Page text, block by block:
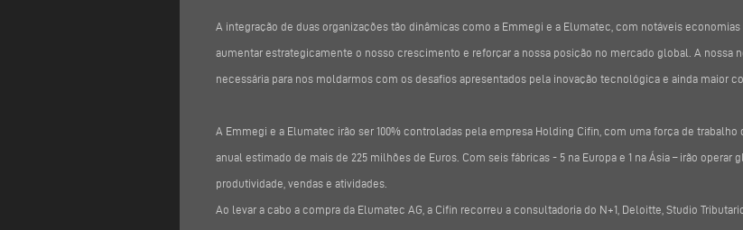
A integração de duas organizações tão dinâmicas como a Emmegi e a Elumatec, com notáveis
aumentar estrategicamente o nosso crescimento e reforçar a nossa posição no mercado global. A nossa
necessária para nos moldarmos com os desafios apresentados pela inovação tecnológica e ainda maior
A Emmegi e a Elumatec irão ser 100% controladas pela empresa Holding Cifin, com uma força de
anual estimado de mais de 225 milhões de Euros. Com seis fábricas - 5 na Europa e 1 na Ásia – irão operar
produtividade, vendas e atividades.
Ao levar a cabo a compra da Elumatec AG, a Cifin recorreu a consultadoria do N+1, Deloitte, Studio